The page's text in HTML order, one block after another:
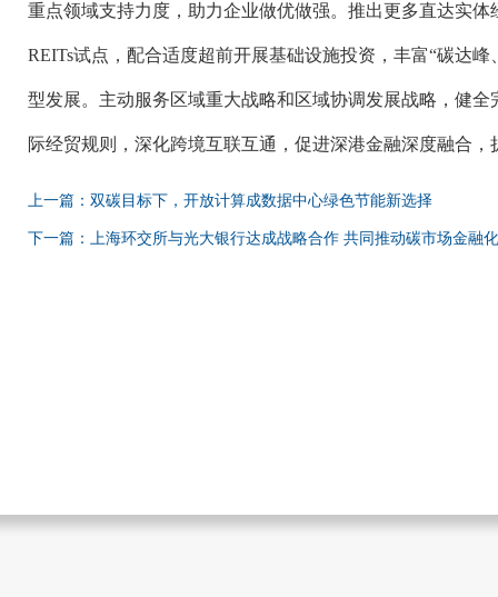
重点领域支持力度，助力企业做优做强。推出更多直达实
REITs试点，配合适度超前开展基础设施投资，丰富“碳达
型发展。主动服务区域重大战略和区域协调发展战略，健
际经贸规则，深化跨境互联互通，促进深港金融深度融合，
上一篇：双碳目标下，开放计算成数据中心绿色节能新选择
下一篇：上海环交所与光大银行达成战略合作 共同推动碳市场金融化